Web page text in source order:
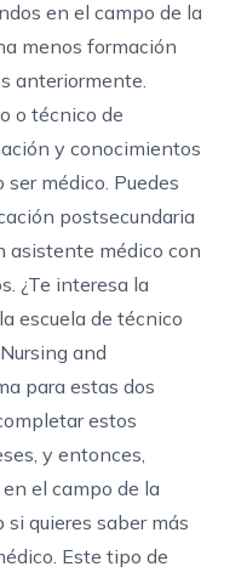
en el campo de la
menos formación
anteriormente.
o técnico de
y conocimientos
médico. Puedes
postsecundaria
asistente médico con
¿Te interesa la
la escuela de técnico
and
para estas dos
estos
y entonces,
el campo de la
quieres saber más
Este tipo de